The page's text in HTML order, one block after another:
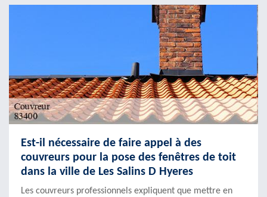
Est-il nécessaire de faire appel à des
couvreurs pour la pose des fenêtres de toit
dans la ville de Les Salins D Hyeres
Les couvreurs professionnels expliquent que mettre en